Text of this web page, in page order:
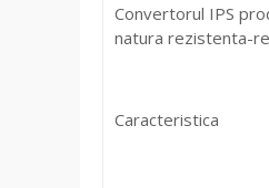
Convertorul IPS
natura rezistenta-
Caracteristica